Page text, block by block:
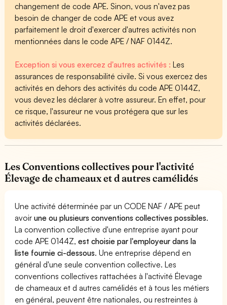
changement de code APE. Sinon, vous n'avez pas
besoin de changer de code APE et vous avez
parfaitement le droit d'exercer d'autres activités non
mentionnées dans le code APE / NAF 0144Z.
Exception si vous exercez d'autres activités :Les
assurances de responsabilité civile. Si vous exercez des
activités en dehors des activités du code APE 0144Z,
vous devez les déclarer à votre assureur. En effet, pour
ce risque, l'assureur ne vous protégera que sur les
activités déclarées.
Les Conventions collectives pour l'activité
Élevage de chameaux et d autres camélidés
Une activité déterminée par un CODE NAF / APE peut
avoirune ou plusieurs conventions collectives possibles.
La convention collective d'une entreprise ayant pour
code APE 0144Z,est choisie par l'employeur dans la
liste fournie ci-dessous. Une entreprise dépend en
général d'une seule convention collective. Les
conventions collectives rattachées à l'activité Élevage
de chameaux et d autres camélidés et à tous les métiers
en général, peuvent être nationales, ou restreintes à